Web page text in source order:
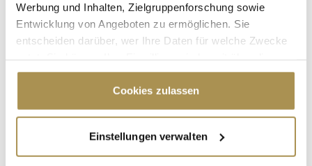
Werbung und Inhalten, Zielgruppenforschung sowie
Entwicklung von Angeboten zu ermöglichen. Sie
entscheiden darüber, wer Ihre Daten für welche Zwecke
Cookie-Erklärung oder durch Klicken auf das Privacy
Trigger Symbol ändern oder widerrufen
Informationen über Ihre geografische Lage
erfassen, welche bis auf einige Meter genau sein
Cookies zulassen
Einstellungen verwalten